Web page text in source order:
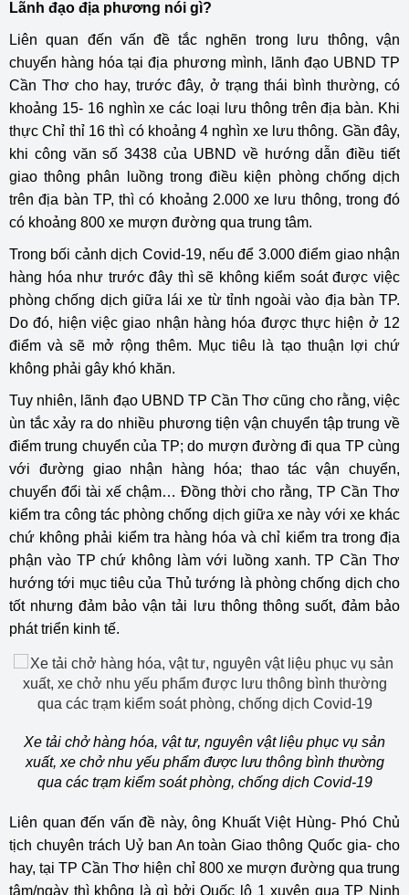
Lãnh đạo địa phương nói gì?
Liên quan đến vấn đề tắc nghẽn trong lưu thông, vận
chuyển hàng hóa tại địa phương mình, lãnh đạo UBND TP
Cần Thơ cho hay, trước đây, ở trạng thái bình thường, có
khoảng 15- 16 nghìn xe các loại lưu thông trên địa bàn. Khi
thực Chỉ thỉ 16 thì có khoảng 4 nghìn xe lưu thông. Gần đây,
khi công văn số 3438 của UBND về hướng dẫn điều tiết
giao thông phân luồng trong điều kiện phòng chống dịch
trên địa bàn TP, thì có khoảng 2.000 xe lưu thông, trong đó
có khoảng 800 xe mượn đường qua trung tâm.
Trong bối cảnh dịch Covid-19, nếu để 3.000 điểm giao nhận
hàng hóa như trước đây thì sẽ không kiểm soát được việc
phòng chống dịch giữa lái xe từ tỉnh ngoài vào địa bàn TP.
Do đó, hiện việc giao nhận hàng hóa được thực hiện ở 12
điểm và sẽ mở rộng thêm. Mục tiêu là tạo thuận lợi chứ
không phải gây khó khăn.
Tuy nhiên, lãnh đạo UBND TP Cần Thơ cũng cho rằng, việc
ùn tắc xảy ra do nhiều phương tiện vận chuyển tập trung về
điểm trung chuyển của TP; do mượn đường đi qua TP cùng
với đường giao nhận hàng hóa; thao tác vận chuyển,
chuyển đổi tài xế chậm… Đồng thời cho rằng, TP Cần Thơ
kiểm tra công tác phòng chống dịch giữa xe này với xe khác
chứ không phải kiểm tra hàng hóa và chỉ kiểm tra trong địa
phận vào TP chứ không làm với luồng xanh. TP Cần Thơ
hướng tới mục tiêu của Thủ tướng là phòng chống dịch cho
tốt nhưng đảm bảo vận tải lưu thông thông suốt, đảm bảo
phát triển kinh tế.
Xe tải chở hàng hóa, vật tư, nguyên vật liệu phục vụ sản
xuất, xe chở nhu yếu phẩm được lưu thông bình thường
qua các trạm kiểm soát phòng, chống dịch Covid-19
Liên quan đến vấn đề này, ông Khuất Việt Hùng- Phó Chủ
tịch chuyên trách Uỷ ban An toàn Giao thông Quốc gia- cho
hay, tại TP Cần Thơ hiện chỉ 800 xe mượn đường qua trung
tâm/ngày thì không là gì bởi Quốc lộ 1 xuyên qua TP Ninh